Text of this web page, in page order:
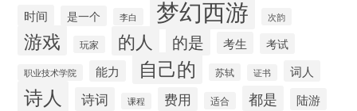
时间 是一个 李白 梦幻西游 次韵
游戏 玩家 的人 的是 考生 考试
职业技术学院 能力 自己的 苏轼 证书 词人
诗人 诗词 课程 费用 适合 都是 陆游